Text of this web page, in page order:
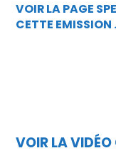
VOIR LA PAGE
CETTE EMISSION
VOIR LA